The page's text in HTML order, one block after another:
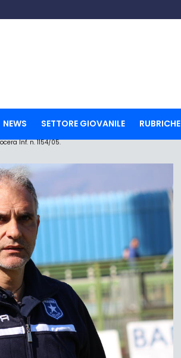
NEWS SETTORE GIOVANILE RUBRICHE
Inf. n. 1154/05.